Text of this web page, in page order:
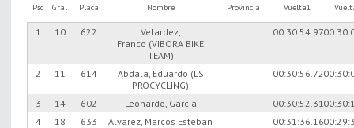
Psc Gral Placa Nombre Provincia Vuelta1
1 10 622
Velardez,
Franco (VIBORA BIKE
TEAM)
00:30:54.97
2 11 614
Abdala, Eduardo (LS
PROCYCLING)
00:30:56.72
3 14 602 Leonardo, Garcia 00:30:52.31
4
18 633 Alvarez, Marcos Esteban 00:31:36.16